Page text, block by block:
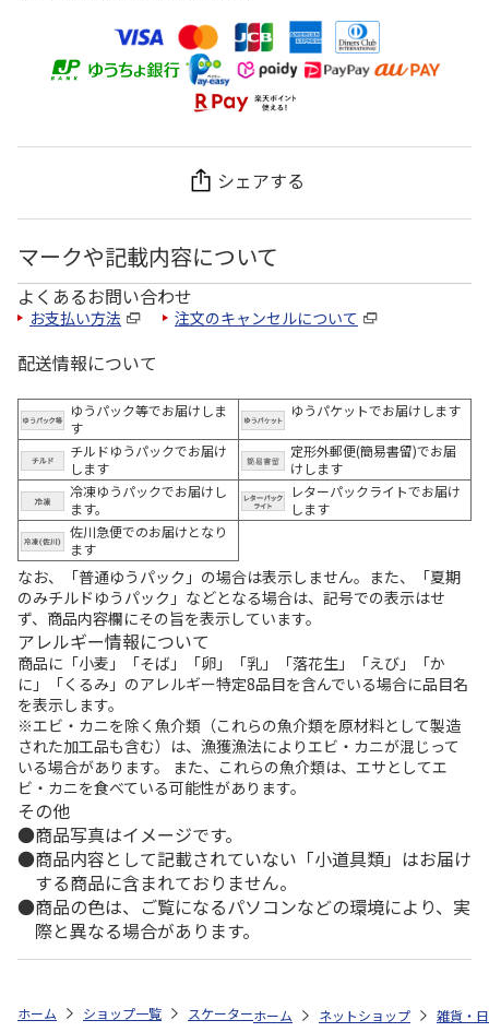
シェアする
マークや記載内容について
よくあるお問い合わせ
お支払い方法 注文のキャンセルについて
配送情報について
ゆうパック等でお届けしま
す
ゆうパケットでお届けします
チルドゆうパックでお届け
します
定形外郵便(簡易書留)でお届
けします
冷凍ゆうパックでお届けし
ます。
レターパックライトでお届け
します
佐川急便でのお届けとなり
ます
なお、「普通ゆうパック」の場合は表示しません。また、「夏期
のみチルドゆうパック」などとなる場合は、記号での表示はせ
ず、商品内容欄にその旨を表示しています。
アレルギー情報について
商品に「小麦」「そば」「卵」「乳」「落花生」「えび」「か
に」「くるみ」のアレルギー特定8品目を含んでいる場合に品目名
を表示します。
※エビ・カニを除く魚介類（これらの魚介類を原材料として製造
された加工品も含む）は、漁獲漁法によりエビ・カニが混じって
いる場合があります。 また、これらの魚介類は、エサとしてエ
ビ・カニを食べている可能性があります。
その他
商品写真はイメージです。
商品内容として記載されていない「小道具類」はお届け
する商品に含まれておりません。
商品の色は、ご覧になるパソコンなどの環境により、実
際と異なる場合があります。
ホーム ショップ一覧 スケーター ビーチサンダル (17cm) マイメロ
ホーム ネットショップ 雑貨・